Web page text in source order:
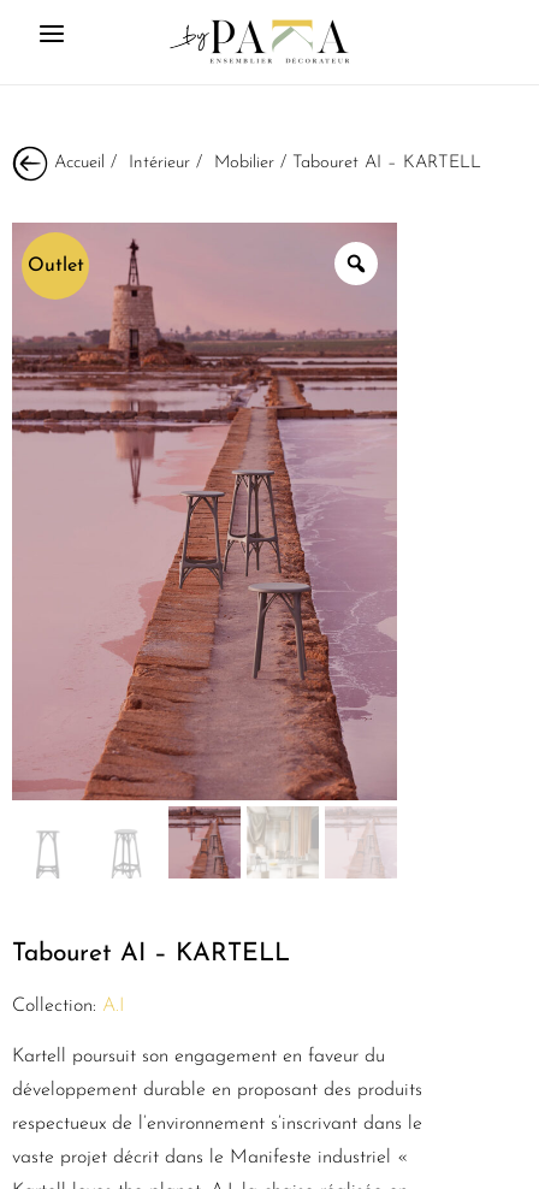
Accueil / Intérieur / Mobilier / Tabouret AI – KARTELL
Outlet
Tabouret AI – KARTELL
Collection: A.I
Kartell poursuit son engagement en faveur du
développement durable en proposant des produits
respectueux de l’environnement s’inscrivant dans le
vaste projet décrit dans le Manifeste industriel «